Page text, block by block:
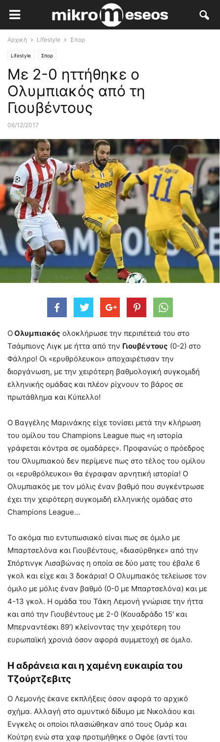
Αρχική Lifestyle Σπορ
Lifestyle Σπορ
Με 2-0 ηττήθηκε ο
Ολυμπιακός από τη
Γιουβέντους
06/12/2017
ΟΟλυμπιακός ολοκλήρωσε την περιπέτειά του στο
Τσάμπιονς Λιγκ με ήττα από την Γιουβέντους (0-2) στο
Φάληρο! Οι «ερυθρόλευκοι» αποχαιρέτισαν την
διοργάνωση, με την χειρότερη βαθμολογική συγκομιδή
ελληνικής ομάδας και πλέον ρίχνουν το βάρος σε
πρωτάθλημα και Κύπελλο!
Ο Βαγγέλης Μαρινάκης είχε τονίσει μετά την κλήρωση
του ομίλου του Champions League πως «η ιστορία
γράφεται κόντρα σε ομαδάρες». Προφανώς ο πρόεδρος
του Ολυμπιακού δεν περίμενε πως στο τέλος του ομίλου
οι «ερυθρόλευκοι» θα έγραφαν αρνητική ιστορία! Ο
Ολυμπιακός με τον μόλις έναν βαθμό που συγκέντρωσε
έχει την χειρότερη συγκομιδή ελληνικής ομάδας στο
Champions League…
Το ακόμα πιο εντυπωσιακό είναι πως σε όμιλο με
Μπαρτσελόνα και Γιουβέντους, «διασύρθηκε» από την
Σπόρτινγκ Λισαβώνας η οποία σε δύο ματς του έβαλε 6
γκολ και είχε και 3 δοκάρια! Ο Ολυμπιακός τελείωσε τον
όμιλο με μόλις έναν βαθμό (0-0 με Μπαρτσελόνα) και με
4-13 γκολ. Η ομάδα του Τάκη Λεμονή γνώρισε την ήττα
και από την Γιουβέντους με 2-0 (Κουαδράδο 15′ και
Μπερναντέσκι 89′) κλείνοντας την χειρότερη του
ευρωπαϊκή χρονιά όσον αφορά συμμετοχή σε όμιλο.
Η αδράνεια και η χαμένη ευκαιρία του
Τζούρτζεβιτς
Ο Λεμονής έκανε εκπλήξεις όσον αφορά το αρχικό
σχήμα. Αλλαγή στο αμυντικό δίδυμο με Νικολάου και
Ενγκελς οι οποίοι πλασιώθηκαν από τους Ομάρ και
Κούτρη ενώ στα χαφ προτιμήθηκε ο Οφόε (αντί του